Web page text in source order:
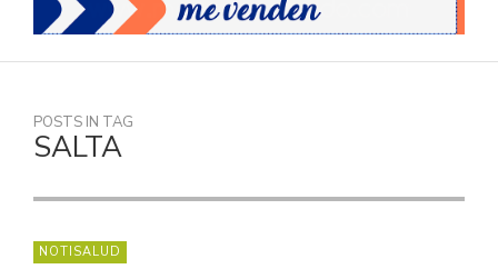
POSTS IN TAG
SALTA
NOTISALUD